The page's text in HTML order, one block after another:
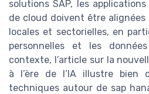
solutions SAP, les
de cloud doivent être
locales et sectorielles, en
personnelles et les
contexte, l’article sur la
à l’ère de l’IA illustre bien
techniques autour de sap